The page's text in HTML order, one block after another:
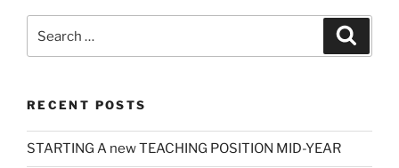
for:
RECENT POSTS
STARTING A new TEACHING POSITION MID-YEAR